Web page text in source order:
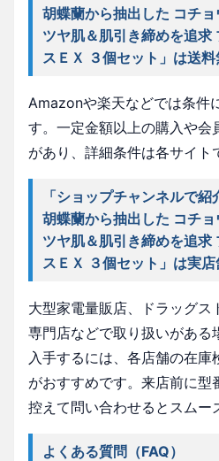
胡蝶蘭から抽出した コチョ
ツヤ肌＆肌引き締めを追求
スＥＸ ３個セット」は送
Amazonや楽天などでは条件
す。一定金額以上の購入や会
があり、詳細条件は各サイト
「ショップチャンネルで
胡蝶蘭から抽出した コチョ
ツヤ肌＆肌引き締めを追求
スＥＸ ３個セット」は実
大型家電量販店、ドラッグス
専門店などで取り扱いがある
入手するには、各店舗の在
がおすすめです。来店前に型
控えて問い合わせるとスムー
よくある質問（FAQ）